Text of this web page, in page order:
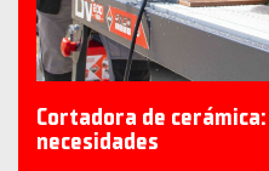
Cortadora de
necesidades